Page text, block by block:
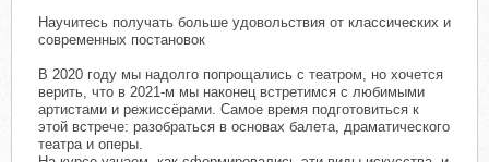
Научитесь получать больше удовольствия от классических и
современных постановок
В 2020 году мы надолго попрощались с театром, но хочется
верить, что в 2021-м мы наконец встретимся с любимыми
артистами и режиссёрами. Самое время подготовиться к
этой встрече: разобраться в основах балета, драматического
театра и оперы.